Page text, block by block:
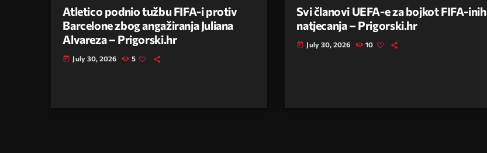
Atletico podnio tužbu FIFA-i protiv
Barcelone zbog angažiranja Juliana
Alvareza – Prigorski.hr
today July 30, 2026 5
Svi članovi UEFA-e za bojkot FIFA-inih
natjecanja – Prigorski.hr
today July 30, 2026 10